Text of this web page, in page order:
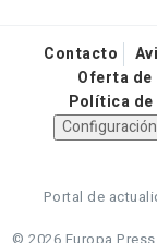
Contacto
Oferta
Política
Portal de